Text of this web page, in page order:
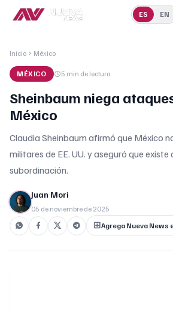
ES EN
Inicio México
MÉXICO 5 min de lectura
Sheinbaum niega
México
Claudia Sheinbaum afirmó que México
militares de EE. UU. y aseguró que
subordinación.
Juan Mori
05 de noviembre de 2025
Agrega Nueva News